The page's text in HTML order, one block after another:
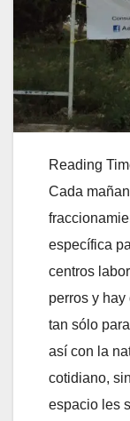
Cada
específica
centros
perros y
tan sólo
así con la
cotidiano,
espacio les